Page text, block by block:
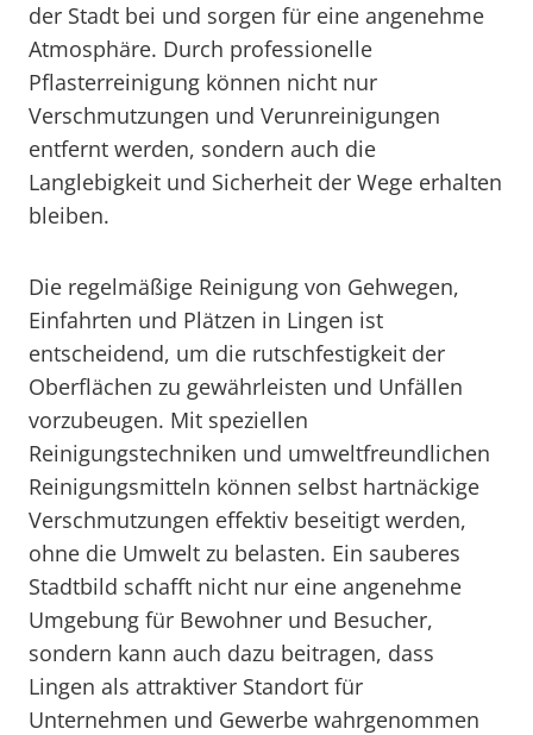
der Stadt bei und sorgen für eine angenehme
Atmosphäre. Durch professionelle
Pflasterreinigung können nicht nur
Verschmutzungen und Verunreinigungen
entfernt werden, sondern auch die
Langlebigkeit und Sicherheit der Wege erhalten
bleiben.
Die regelmäßige Reinigung von Gehwegen,
Einfahrten und Plätzen in Lingen ist
entscheidend, um die rutschfestigkeit der
Oberflächen zu gewährleisten und Unfällen
vorzubeugen. Mit speziellen
Reinigungstechniken und umweltfreundlichen
Reinigungsmitteln können selbst hartnäckige
Verschmutzungen effektiv beseitigt werden,
ohne die Umwelt zu belasten. Ein sauberes
Stadtbild schafft nicht nur eine angenehme
Umgebung für Bewohner und Besucher,
sondern kann auch dazu beitragen, dass
Lingen als attraktiver Standort für
Unternehmen und Gewerbe wahrgenommen